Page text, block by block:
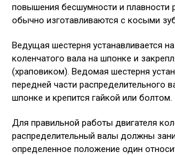
повышения бесшумности и плавности
обычно изготавливаются с косыми
Ведущая шестерня устанавливается
коленчатого вала на шпонке и
(храповиком). Ведомая шестерня
передней части распределительного
шпонке и крепится гайкой или болтом.
Для правильной работы двигателя
распределительный валы должны
определенное положение один